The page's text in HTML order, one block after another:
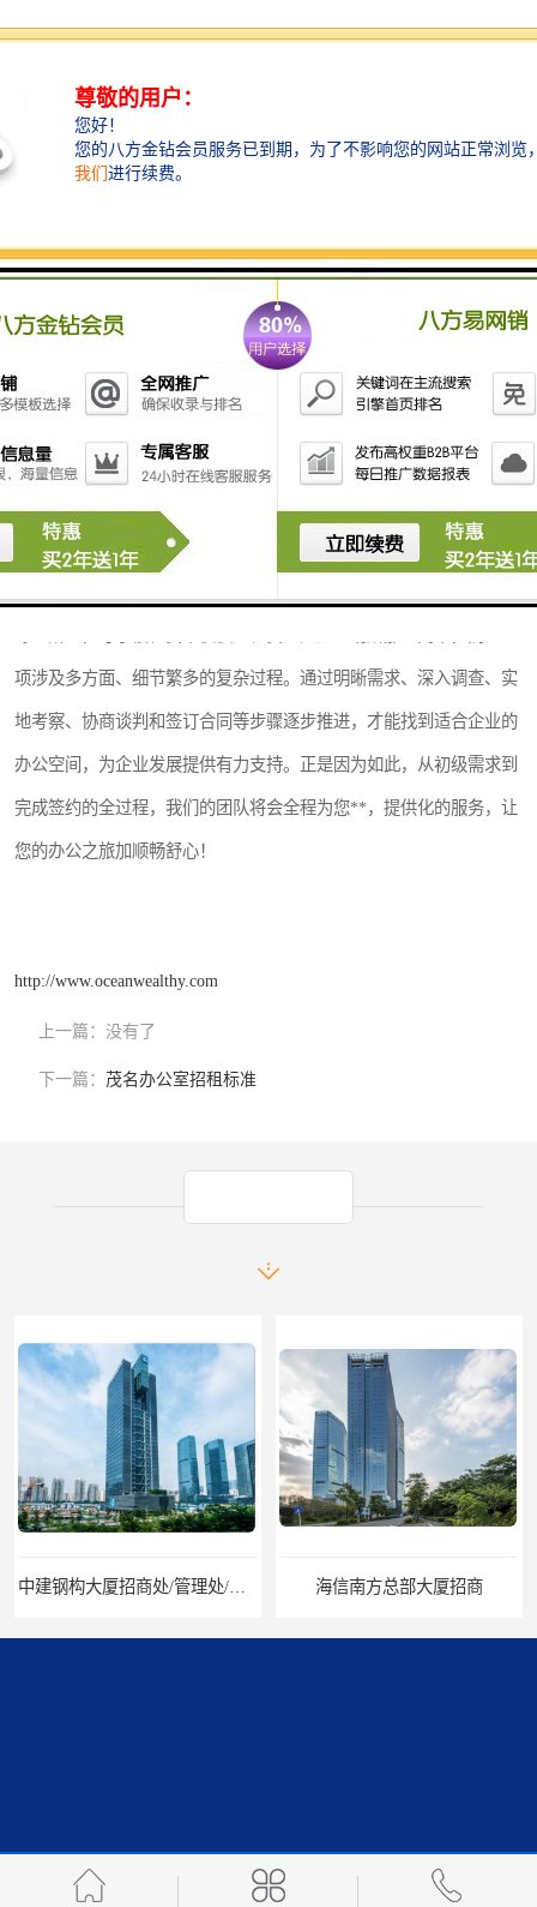
在确定心仪写字楼后，与业主或中介进行详细的协商谈判是租赁过程
范、违约责任等方面进行充分沟通，并在谈判过程中保护自己的利
益，确保合同条款合理公平。
谈判达成一致后，签订正式的是后确认租赁关系的重要环节。合同内
条款，确保双方交易合法有效。在签署合同前，一定要仔细审查各项
条款，确保了解并同意所有内容。
六、入住管理，建立稳固合作关系
进入写字楼入驻阶段后，遵守合同规定，按时支付租金，维护办公环
境，遵守楼宇规定是企业应履行的基本责任。与业主或物业管理方保
持良好的沟通，及时解决可能出现的问题，建立稳固的合作关系，有
项涉及多方面、细节繁多的复杂过程。通过明晰需求、深入调查、实
地考察、协商谈判和签订合同等步骤逐步推进，才能找到适合企业的
办公空间，为企业发展提供有力支持。正是因为如此，从初级需求到
完成签约的全过程，我们的团队将会全程为您**，提供化的服务，让
您的办公之旅加顺畅舒心！
http://www.oceanwealthy.com
上一篇： 没有了
下一篇： 茂名办公室招租标准
海信南方总部大厦招商
科兴科学园管理处/办公室招租/租金价格 中国华润大厦招商
龙华观澜